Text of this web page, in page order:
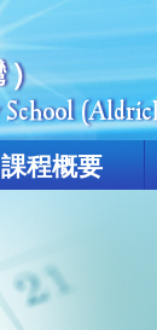
課程概要